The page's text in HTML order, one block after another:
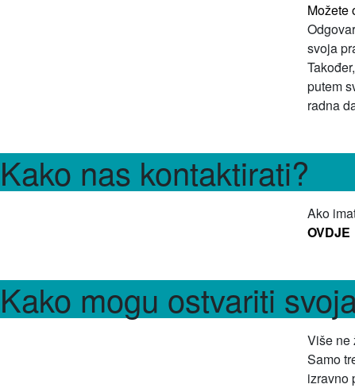
Možete
svoja
putem
radna
Kako nas kontaktirati?
Ako
OVDJE
Kako mogu ostvariti
Više ne
Samo
izravno